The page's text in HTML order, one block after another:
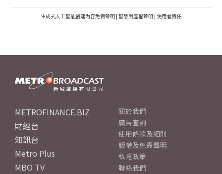
生成式人工智能創建內容免責聲明 | 智慧財產權聲明 | 使用者責任
METROFINANCE.BIZ
財經台
知訊台
Metro Plus
MBO TV
關於我們
廣告查詢
使用條款及細則
版權及免責聲明
私隱政策
聯絡我們